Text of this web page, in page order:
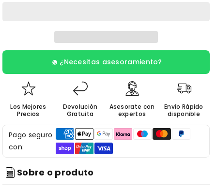
de
LAVANDER
(Eternal)
¿Necesitas asesoramiento?
Los Mejores
Precios
Devolución
Gratuita
Asesorate con
expertos
Envío Rápido
disponible
Pago seguro
con:
Sobre o produto